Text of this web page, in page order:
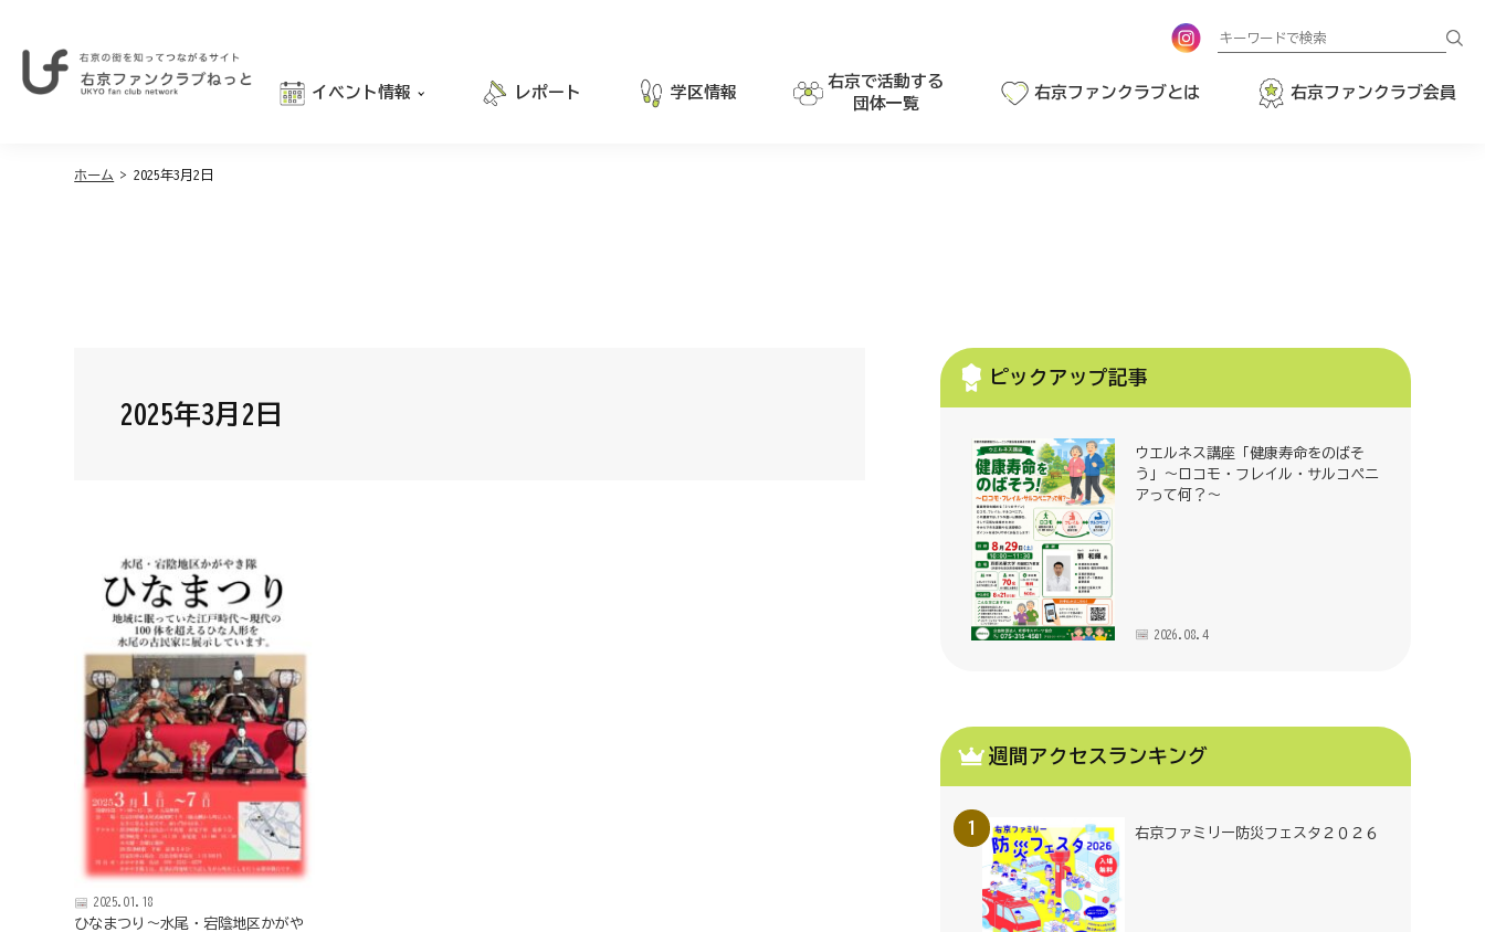
イベント情報 レポート 学区情報
右京で活動する
団体一覧
右京ファンクラブとは 右京ファンクラブ会員
ホーム >2025年3月2日
2025年3月2日
2025.01.18
ひなまつり～水尾・宕陰地区かがや
ピックアップ記事
ウエルネス講座「健康寿命をのばそ
う」～ロコモ・フレイル・サルコペニ
アって何？～
2026.08.4
週間アクセスランキング
右京ファミリー防災フェスタ２０２６